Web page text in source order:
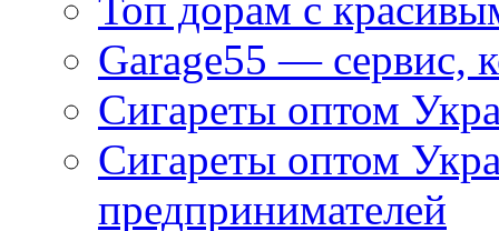
Топ дорам с
Garage55 — сервис,
Сигареты оптом
Сигареты оптом
предпринимателей